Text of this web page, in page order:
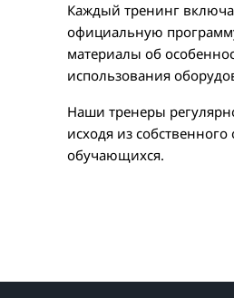
Каждый тренинг
официальную
материалы об
использования
Наши тренеры
исходя из
обучающихся.